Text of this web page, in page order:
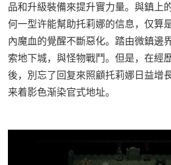
品和升級裝備來提升實力量。與鎮上
何一型许能幫助托莉娜的信息，仅算
內魔血的覺醒不斷惡化。踏由微鎮邊
索地下城，與怪物戰鬥。但是，在經
後，別忘了回复來照顧托莉娜日益增
来着影色渐染官式地址。